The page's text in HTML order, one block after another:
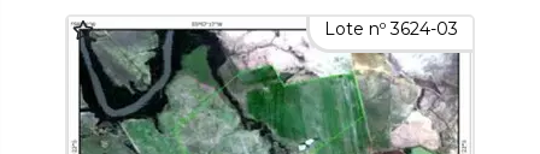
Lote nº 3624-03